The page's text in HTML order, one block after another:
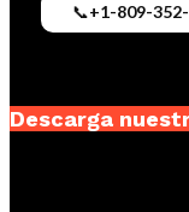
📞+1-809-
Descarga